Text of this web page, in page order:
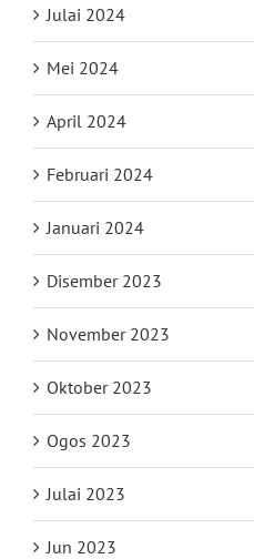
Julai 2024
Mei 2024
April 2024
Februari 2024
Januari 2024
Disember 2023
November 2023
Oktober 2023
Ogos 2023
Julai 2023
Jun 2023